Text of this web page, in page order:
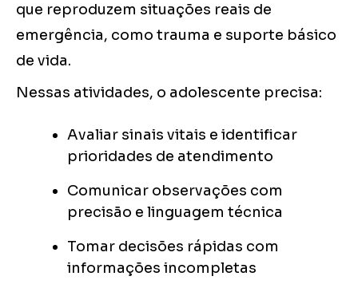
que reproduzem situações reais de
emergência, como trauma e suporte básico
de vida.
Nessas atividades, o adolescente precisa:
Avaliar sinais vitais e identificar
prioridades de atendimento
Comunicar observações com
precisão e linguagem técnica
Tomar decisões rápidas com
informações incompletas